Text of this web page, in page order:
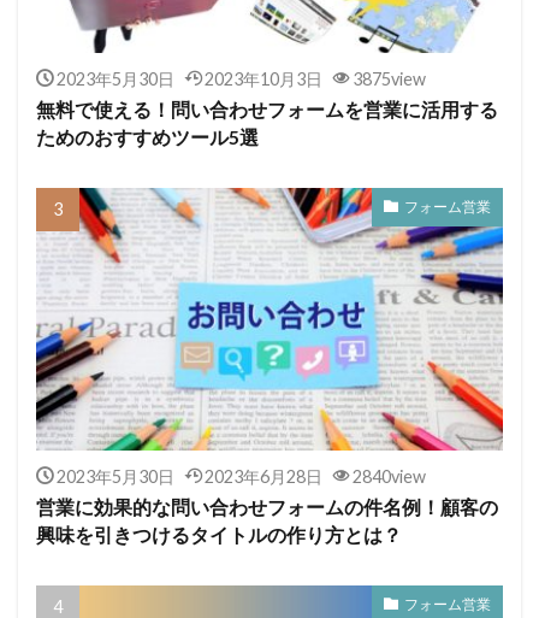
2023年5月30日 2023年10月3日 3875view
無料で使える！問い合わせフォームを営業に活用する
ためのおすすめツール5選
フォーム営業
2023年5月30日 2023年6月28日 2840view
営業に効果的な問い合わせフォームの件名例！顧客の
興味を引きつけるタイトルの作り方とは？
フォーム営業